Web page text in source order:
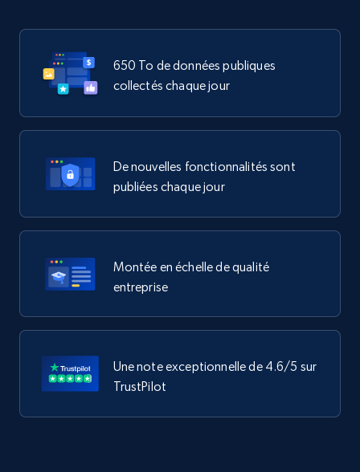
650 To de données publiques
collectés chaque jour
De nouvelles fonctionnalités sont
publiées chaque jour
Montée en échelle de qualité
entreprise
Une note exceptionnelle de 4.6/5 sur
TrustPilot